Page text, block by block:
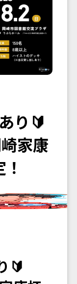
り🔰
家康
🔰